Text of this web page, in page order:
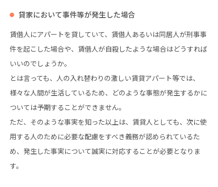
貸家において事件等が発生した場合
賃借人にアパートを貸していて、賃借人あるいは同居人が刑事事
件を起こした場合や、賃借人が自殺したような場合はどうすれば
いいのでしょうか。
とは言っても、人の入れ替わりの激しい賃貸アパート等では、
様々な人間が生活しているため、どのような事態が発生するかに
ついては予期することができません。
ただ、そのような事実を知った以上は、賃貸人としても、次に使
用する人のために必要な配慮をすべき義務が認められているた
め、発生した事実について誠実に対応することが必要となりま
す。